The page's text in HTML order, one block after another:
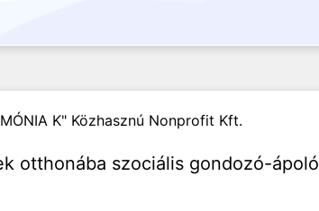
K" Közhasznú Nonprofit Kft.
otthonába szociális gondozó-ápoló